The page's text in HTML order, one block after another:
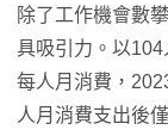
除了工作機會數
具吸引力。以
每人月消費，
人月消費支出後